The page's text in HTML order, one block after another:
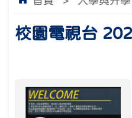
校園電視台